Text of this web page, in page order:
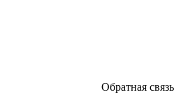
Обратная связь